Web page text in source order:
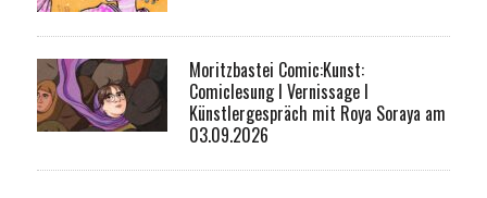
Moritzbastei Comic:Kunst:
Comiclesung I Vernissage I
Künstlergespräch mit Roya Soraya am
03.09.2026